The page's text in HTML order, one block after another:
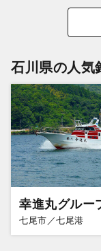
石川県の人気
幸進丸グルー
七尾市／七尾港